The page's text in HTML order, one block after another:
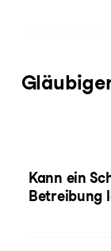
Kann ein
Betreibung